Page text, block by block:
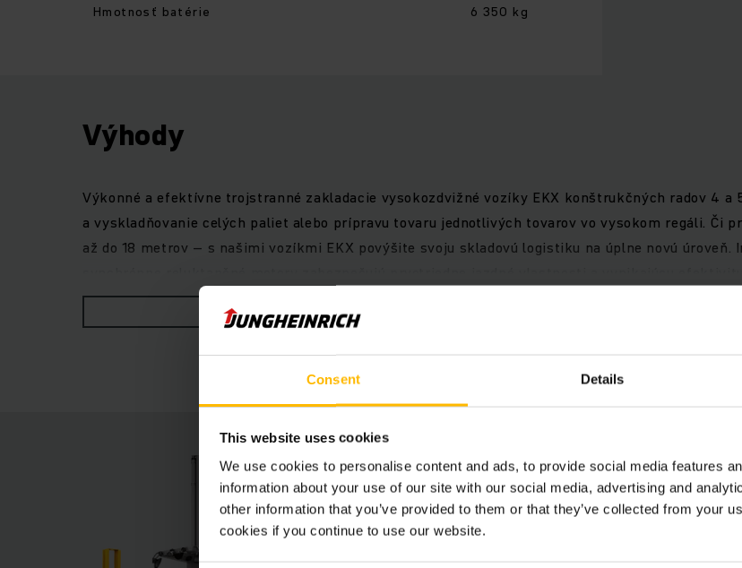
Consent Details
This website uses cookies
We use cookies to personalise content and ads, to provide social media features
information about your use of our site with our social media, advertising and
other information that you’ve provided to them or that they’ve collected from your
cookies if you continue to use our website.
Hmotnosť batérie 6 350 kg
Výhody
Výkonné a efektívne trojstranné zakladacie vysokozdvižné vozíky EKX konštrukčných radov 4
a vyskladňovanie celých paliet alebo prípravu tovaru jednotlivých tovarov vo vysokom regáli. Či
až do 18 metrov – s našimi vozíkmi EKX povýšite svoju skladovú logistiku na úplne novú
ktorom sú plošina na státie pre vodiča aj vidlica vždy v rovnakej výške. Patentované tlmenie
systémy zaručujú optimálne jazdné vlastnosti a maximálnu mieru bezpečnosti.Práca v sede
ZOBRAZIŤ VIAC